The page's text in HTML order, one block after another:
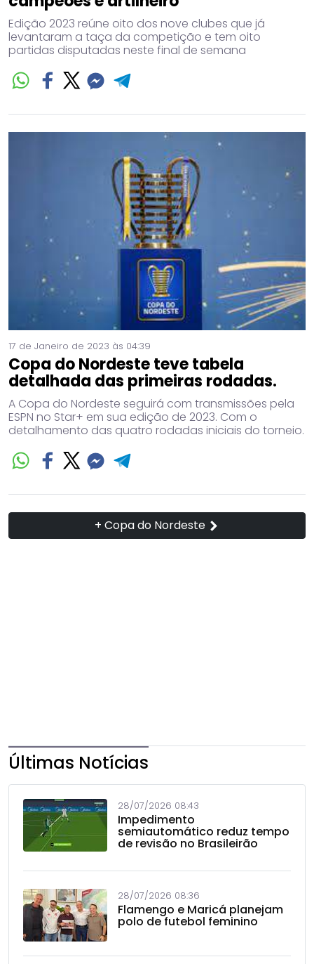
Edição 2023 reúne oito dos nove clubes que já
levantaram a taça da competição e tem oito
partidas disputadas neste final de semana
17 de Janeiro de 2023 às 04:39
Copa do Nordeste teve tabela
detalhada das primeiras rodadas.
A Copa do Nordeste seguirá com transmissões pela
ESPN no Star+ em sua edição de 2023. Com o
detalhamento das quatro rodadas iniciais do torneio.
+ Copa do Nordeste
Últimas Notícias
28/07/2026 08:43
Impedimento
semiautomático reduz tempo
de revisão no Brasileirão
28/07/2026 08:36
Flamengo e Maricá planejam
polo de futebol feminino